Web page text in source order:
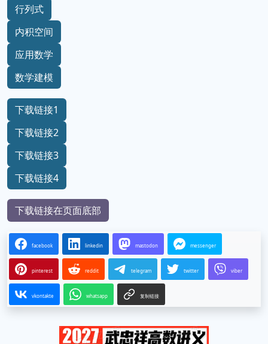
行列式
内积空间
应用数学
数学建模
下载链接1
下载链接2
下载链接3
下载链接4
下载链接在页面底部
facebook linkedin mastodon messenger
pinterest reddit telegram twitter viber
vkontakte whatsapp 复制链接